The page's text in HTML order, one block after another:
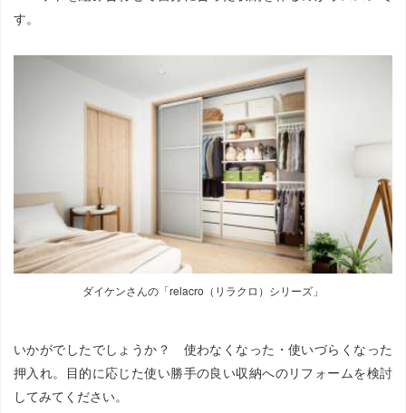
す。
ダイケンさんの「relacro（リラクロ）シリーズ」
いかがでしたでしょうか？ 使わなくなった・使いづらくなった
押入れ。目的に応じた使い勝手の良い収納へのリフォームを検討
してみてください。